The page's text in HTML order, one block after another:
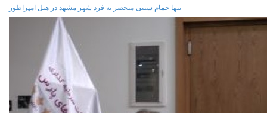
تنها حمام سنتی منحصر به فرد شهر مشهد در هتل امپراطور